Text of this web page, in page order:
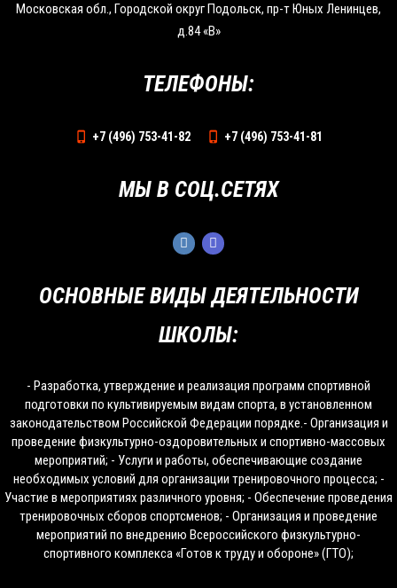
ОСНОВНЫЕ ВИДЫ ДЕЯТЕЛЬНОСТИ
ШКОЛЫ:
- Разработка, утверждение и реализация программ спортивной
подготовки по культивируемым видам спорта, в установленном
законодательством Российской Федерации порядке.- Организация и
проведение физкультурно-оздоровительных и спортивно-массовых
мероприятий; - Услуги и работы, обеспечивающие создание
необходимых условий для организации тренировочного процесса; -
Участие в мероприятиях различного уровня; - Обеспечение проведения
тренировочных сборов спортсменов; - Организация и проведение
мероприятий по внедрению Всероссийского физкультурно-
спортивного комплекса «Готов к труду и обороне» (ГТО);
Московская обл., Городской округ Подольск, пр-т Юных Ленинцев,
д.84 «В»
ТЕЛЕФОНЫ:
+7 (496) 753-41-82 +7 (496) 753-41-81
МЫ В СОЦ.СЕТЯХ